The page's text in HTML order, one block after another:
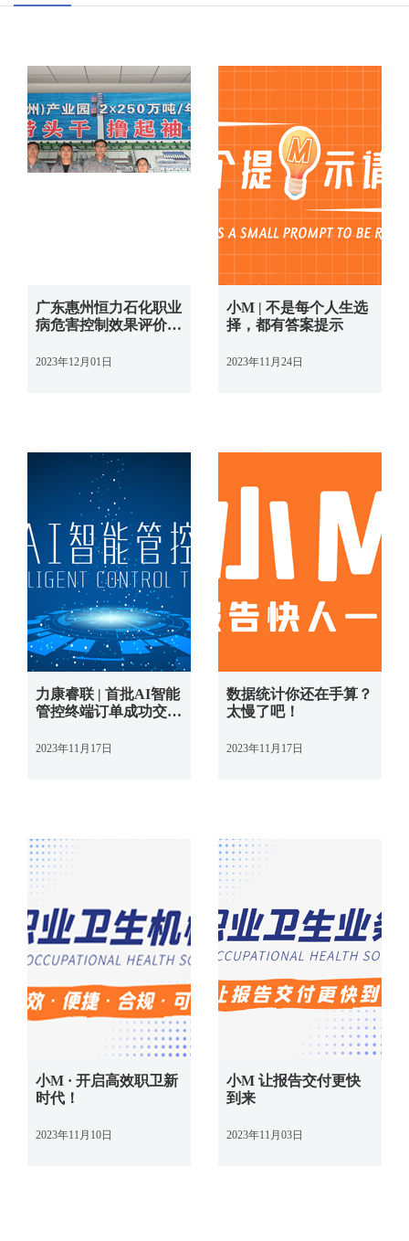
广东惠州恒力石化职业
病危害控制效果评价圆
2023年12月01日
小M | 不是每个人生选
择，都有答案提示
2023年11月24日
力康睿联 | 首批AI智能
管控终端订单成功交
2023年11月17日
数据统计你还在手算？
太慢了吧！
2023年11月17日
小M · 开启高效职卫新
时代！
2023年11月10日
小M 让报告交付更快
到来
2023年11月03日